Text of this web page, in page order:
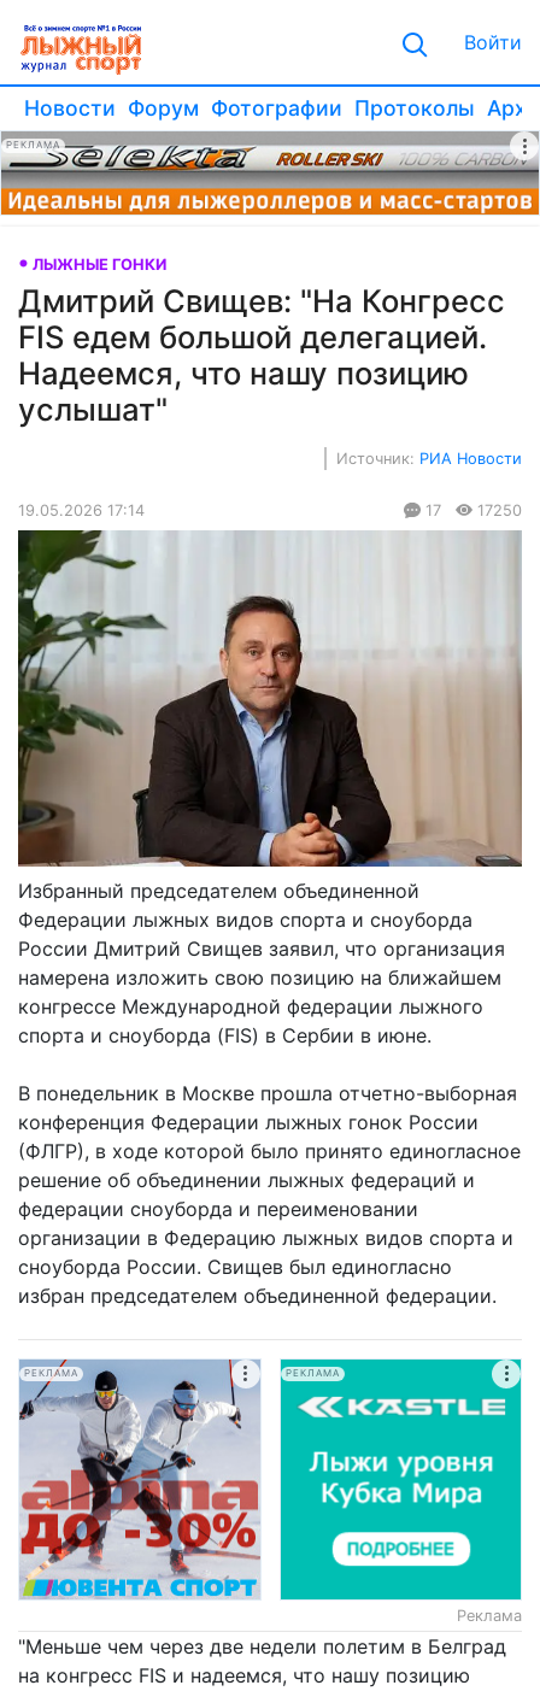
Войти
Новости Форум Фотографии Протоколы
РЕКЛАМА
ЛЫЖНЫЕ ГОНКИ
Дмитрий Свищев: "На Конгресс
FIS едем большой делегацией.
Надеемся, что нашу позицию
услышат"
Источник: РИА Новости
19.05.2026 17:14 17 17250
Избранный председателем объединенной
Федерации лыжных видов спорта и сноуборда
России Дмитрий Свищев заявил, что организация
намерена изложить свою позицию на ближайшем
конгрессе Международной федерации лыжного
спорта и сноуборда (FIS) в Сербии в июне.
В понедельник в Москве прошла отчетно-выборная
конференция Федерации лыжных гонок России
(ФЛГР), в ходе которой было принято единогласное
решение об объединении лыжных федераций и
федерации сноуборда и переименовании
организации в Федерацию лыжных видов спорта и
сноуборда России. Свищев был единогласно
избран председателем объединенной федерации.
РЕКЛАМА РЕКЛАМА
Реклама
"Меньше чем через две недели полетим в Белград
на конгресс FIS и надеемся, что нашу позицию